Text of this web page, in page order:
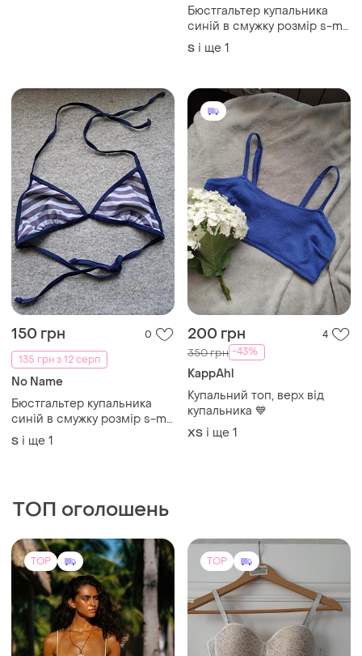
Бюстгальтер купальника
синій в смужку розмір s-m,
чашка b
S і ще 1
150 грн
0
135 грн з 12 серп
No Name
Бюстгальтер купальника
синій в смужку розмір s-m,
чашка b
S і ще 1
200 грн 4
350 грн -43%
KappAhl
Купальний топ, верх від
купальника 💙
ХS і ще 1
ТОП оголошень
TOP TOP